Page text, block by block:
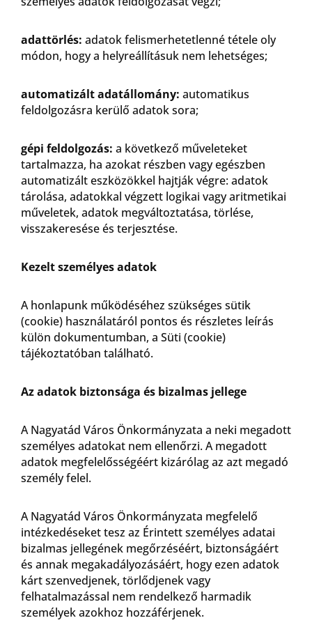
adattörlés: adatok felismerhetetlenné tétele oly
módon, hogy a helyreállításuk nem lehetséges;
automatizált adatállomány: automatikus
feldolgozásra kerülő adatok sora;
gépi feldolgozás: a következő műveleteket
tartalmazza, ha azokat részben vagy egészben
automatizált eszközökkel hajtják végre: adatok
tárolása, adatokkal végzett logikai vagy aritmetikai
műveletek, adatok megváltoztatása, törlése,
visszakeresése és terjesztése.
Kezelt személyes adatok
A honlapunk működéséhez szükséges sütik
(cookie) használatáról pontos és részletes leírás
külön dokumentumban, a Süti (cookie)
tájékoztatóban található.
Az adatok biztonsága és bizalmas jellege
A Nagyatád Város Önkormányzata a neki megadott
személyes adatokat nem ellenőrzi. A megadott
adatok megfelelősségéért kizárólag az azt megadó
személy felel.
A Nagyatád Város Önkormányzata megfelelő
intézkedéseket tesz az Érintett személyes adatai
bizalmas jellegének megőrzéséért, biztonságáért
és annak megakadályozásáért, hogy ezen adatok
kárt szenvedjenek, törlődjenek vagy
felhatalmazással nem rendelkező harmadik
személyek azokhoz hozzáférjenek.